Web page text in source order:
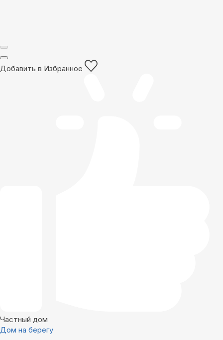
Добавить в Избранное
Частный дом
Дом на берегу